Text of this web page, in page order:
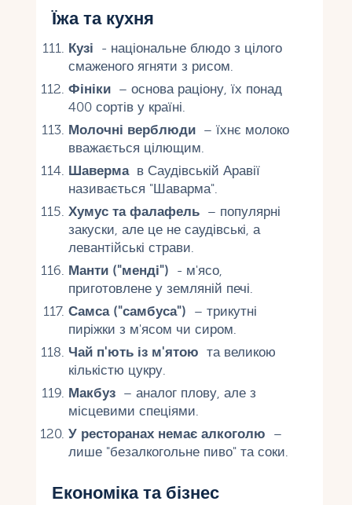
Їжа та кухня
Кузі - національне блюдо з цілого
смаженого ягняти з рисом.
Фініки– основа раціону, їх понад
400 сортів у країні.
Молочні верблюди– їхнє молоко
вважається цілющим.
Шавермав Саудівській Аравії
називається "Шаварма".
Хумус та фалафель– популярні
закуски, але це не саудівські, а
левантійські страви.
Манти ("менді") - м'ясо,
приготовлене у земляній печі.
Самса ("самбуса") – трикутні
пиріжки з м'ясом чи сиром.
Чай п'ють із м'ятою та великою
кількістю цукру.
Макбуз– аналог плову, але з
місцевими спеціями.
У ресторанах немає алкоголю –
лише "безалкогольне пиво" та соки.
Економіка та бізнес